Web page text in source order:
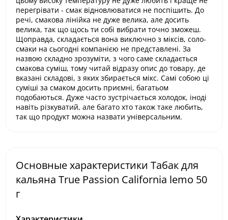
перегрівати - смак відновлюватися не поспішить. До
речі, смакова лінійка не дуже велика, але досить
велика, так що щось ти собі вибрати точно зможеш.
Щоправда, складається вона виключно з міксів, соло-
смаки на сьогодні компанією не представлені. За
назвою складно зрозуміти, з чого саме складається
смакова суміш, тому читай відразу опис до товару, де
вказані складові, з яких збирається мікс. Самі собою ці
суміші за смаком досить приємні, багатьом
подобаються. Дуже часто зустрічається холодок, іноді
навіть різкуватий, але багато хто також таке любить,
так що продукт можна назвати універсальним.
Основные характеристики Табак для
кальяна True Passion California lemo 50
г